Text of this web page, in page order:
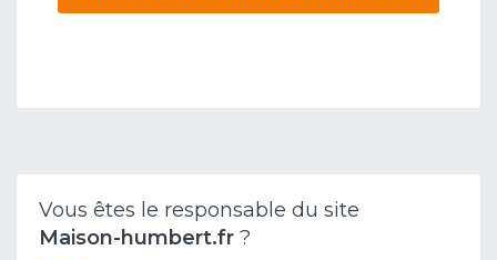
Vous êtes le responsable du site
Maison-humbert.fr ?